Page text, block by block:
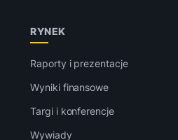
RYNEK
Raporty i prezentacje
Wyniki finansowe
Targi i konferencje
Wywiady